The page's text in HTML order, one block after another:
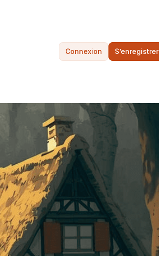
Connexion S’enregistrer